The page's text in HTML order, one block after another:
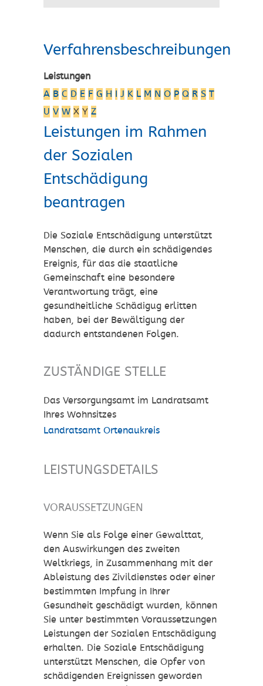
Verfahrensbeschreibungen
Leistungen
A B C D E F G H I J K L M N O P Q R S T
U V W X Y Z
Leistungen im Rahmen
der Sozialen
Entschädigung
beantragen
Die Soziale Entschädigung unterstützt
Menschen, die durch ein schädigendes
Ereignis, für das die staatliche
Gemeinschaft eine besondere
Verantwortung trägt, eine
gesundheitliche Schädigug erlitten
haben, bei der Bewältigung der
dadurch entstandenen Folgen.
ZUSTÄNDIGE STELLE
Das Versorgungsamt im Landratsamt
Ihres Wohnsitzes
Landratsamt Ortenaukreis
LEISTUNGSDETAILS
VORAUSSETZUNGEN
Wenn Sie als Folge einer Gewalttat,
den Auswirkungen des zweiten
Weltkriegs, in Zusammenhang mit der
Ableistung des Zivildienstes oder einer
bestimmten Impfung in Ihrer
Gesundheit geschädigt wurden, können
Sie unter bestimmten Voraussetzungen
Leistungen der Sozialen Entschädigung
erhalten. Die Soziale Entschädigung
unterstützt Menschen, die Opfer von
schädigenden Ereignissen geworden